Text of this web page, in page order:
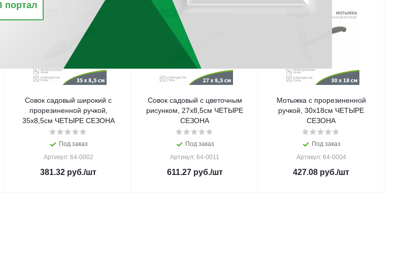
Совок садовый широкий с
прорезиненной ручкой,
35x8,5см ЧЕТЫРЕ СЕЗОНА
Под заказ
Артикул: 64-0002
381.32 руб./шт
Совок садовый с цветочным
рисунком, 27x8,5см ЧЕТЫРЕ
СЕЗОНА
Под заказ
Артикул: 64-0011
611.27руб./шт
Мотыжка с прорезиненной
ручкой, 30x18см ЧЕТЫРЕ
СЕЗОНА
Под заказ
Артикул: 64-0004
427.08 руб./шт
портал